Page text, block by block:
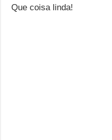
Que coisa linda!